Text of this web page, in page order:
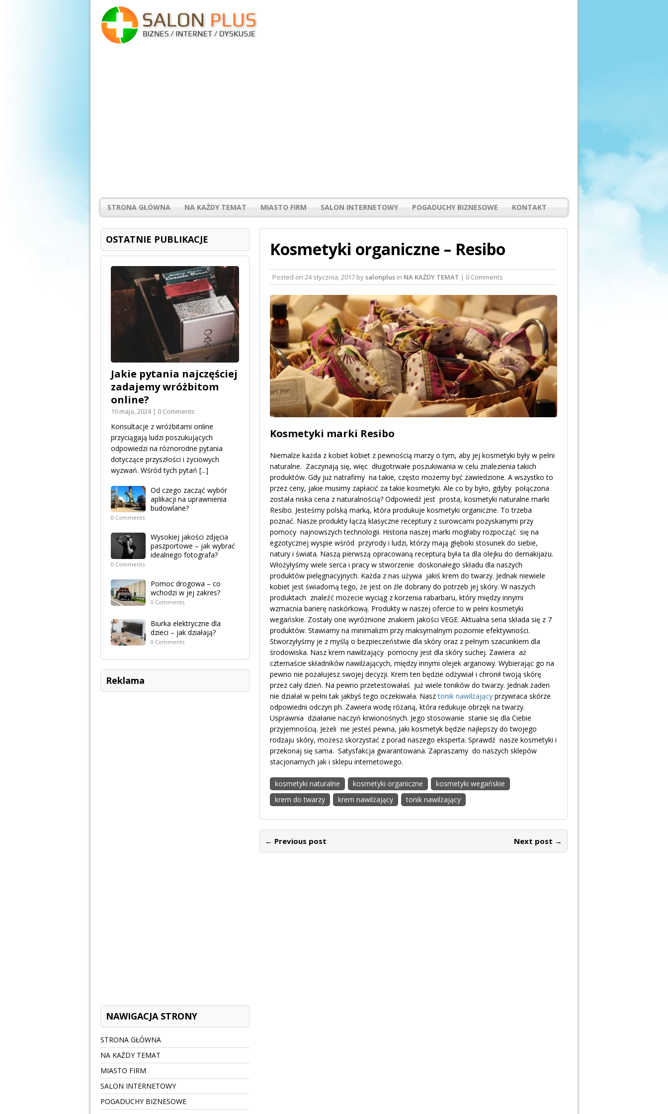
STRONA GŁÓWNA NA KAŻDY TEMAT MIASTO FIRM SALON INTERNETOWY POGADUCHY BIZNESOWE KONTAKT
Kosmetyki organiczne – Resibo
Posted on 24 stycznia, 2017 bysalonplus in NA KAŻDY TEMAT | 0 Comments
Kosmetyki marki Resibo
Niemalże każda z kobiet kobiet z pewnością marzy o tym, aby jej kosmetyki były w pełni
naturalne. Zaczynają się, więc długotrwałe poszukiwania w celu znalezienia takich
produktów. Gdy już natrafimy na takie, często możemy być zawiedzione. A wszystko to
przez ceny, jakie musimy zapłacić za takie kosmetyki. Ale co by było, gdyby połączona
została niska cena z naturalnością? Odpowiedź jest prosta, kosmetyki naturalne marki
Resibo. Jesteśmy polską marką, która produkuje kosmetyki organiczne. To trzeba
poznać. Nasze produkty łączą klasyczne receptury z surowcami pozyskanymi przy
pomocy najnowszych technologii. Historia naszej marki mogłaby rozpocząć się na
egzotycznej wyspie wśród przyrody i ludzi, którzy mają głęboki stosunek do siebie,
natury i świata. Naszą pierwszą opracowaną recepturą była ta dla olejku do demakijażu.
Włożyłyśmy wiele serca i pracy w stworzenie doskonałego składu dla naszych
produktów pielęgnacyjnych. Każda z nas używa jakiś krem do twarzy. Jednak niewiele
kobiet jest świadomą tego, że jest on źle dobrany do potrzeb jej skóry. W naszych
produktach znaleźć możecie wyciąg z korzenia rabarbaru, który między innymi
wzmacnia barierę naskórkową. Produkty w naszej ofercie to w pełni kosmetyki
wegańskie. Zostały one wyróżnione znakiem jakości VEGE. Aktualna seria składa się z 7
produktów. Stawiamy na minimalizm przy maksymalnym poziomie efektywności.
Stworzyłyśmy je z myślą o bezpieczeństwie dla skóry oraz z pełnym szacunkiem dla
środowiska. Nasz krem nawilżający pomocny jest dla skóry suchej. Zawiera aż
czternaście składników nawilżających, między innymi olejek arganowy. Wybierając go na
pewno nie pożałujesz swojej decyzji. Krem ten będzie odżywiał i chronił twoją skórę
przez cały dzień. Na pewno przetestowałaś już wiele toników do twarzy. Jednak żaden
nie działał w pełni tak jakbyś tego oczekiwała. Nasztonik nawilżający przywraca skórze
odpowiedni odczyn ph. Zawiera wodę różaną, która redukuje obrzęk na twarzy.
Usprawnia działanie naczyń krwionośnych. Jego stosowanie stanie się dla Ciebie
przyjemnością. Jeżeli nie jesteś pewna, jaki kosmetyk będzie najlepszy do twojego
rodzaju skóry, możesz skorzystać z porad naszego eksperta. Sprawdź nasze kosmetyki i
przekonaj się sama. Satysfakcja gwarantowana. Zapraszamy do naszych sklepów
stacjonarnych jak i sklepu internetowego.
kosmetyki naturalne kosmetyki organiczne
kosmetyki wegańskie
krem do twarzy
krem nawilżający tonik nawilżający
← Previous post Next post →
OSTATNIE PUBLIKACJE
Jakie pytania najczęściej
zadajemy wróżbitom
online?
10 maja, 2024 | 0 Comments
Konsultacje z wróżbitami online
przyciągają ludzi poszukujących
odpowiedzi na różnorodne pytania
dotyczące przyszłości i życiowych
wyzwań. Wśród tych pytań [...]
Od czego zacząć wybór
aplikacji na uprawnienia
budowlane?
0 Comments
Wysokiej jakości zdjęcia
paszportowe – jak wybrać
idealnego fotografa?
0 Comments
Pomoc drogowa – co
wchodzi w jej zakres?
0 Comments
Biurka elektryczne dla
dzieci – jak działają?
0 Comments
Reklama
NAWIGACJA STRONY
STRONA GŁÓWNA
NA KAŻDY TEMAT
MIASTO FIRM
SALON INTERNETOWY
POGADUCHY BIZNESOWE